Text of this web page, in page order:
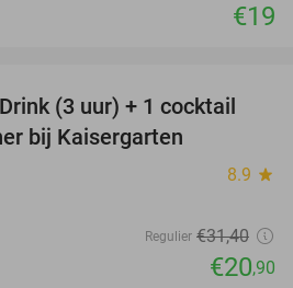
€19
33%
(3 uur) + 1 cocktail
bij Kaisergarten
8.9 star
Regulier €31,40
€20,90